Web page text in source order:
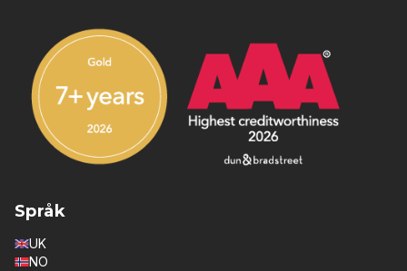
Språk
UK
NO